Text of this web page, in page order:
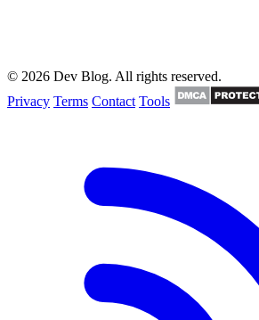
© 2026 Dev Blog. All rights reserved.
Privacy Terms Contact Tools